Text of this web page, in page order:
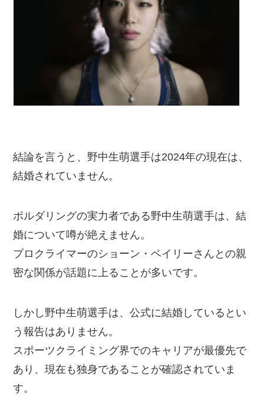
結論を言うと、野中生萌選手は2024年の現在は、
結婚されていません。
ボルダリングの実力者である野中生萌選手は、結
婚について噂が絶えません。
プロクライマーのショーン・ベイリーさんとの親
密な関係が話題に上ることが多いです。
しかし野中生萌選手は、公式に結婚しているとい
う報告はありません。
スポーツクライミング界でのキャリアが最優先で
あり、現在も独身であることが確認されていま
す。